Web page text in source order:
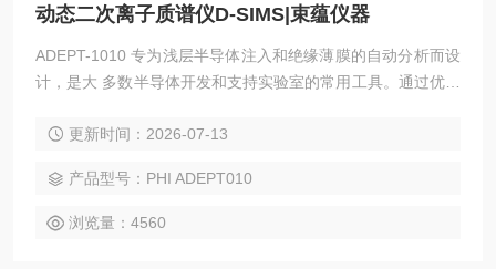
动态二次离子质谱仪D-SIMS|束蕴仪器
ADEPT-1010 专为浅层半导体注入和绝缘薄膜的自动分析而设
计，是大 多数半导体开发和支持实验室的常用工具。通过优化
测中的掺杂组分和常见杂质所需的灵敏度。
更新时间：2026-07-13
产品型号：PHI ADEPT010
浏览量：4560